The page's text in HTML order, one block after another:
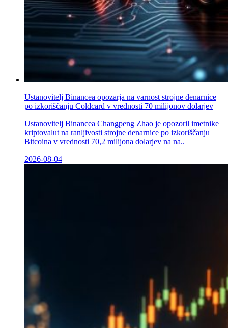
Ustanovitelj Binancea opozarja na varnost strojne denarnice
po izkoriščanju Coldcard v vrednosti 70 milijonov dolarjev
Ustanovitelj Binancea Changpeng Zhao je opozoril imetnike
kriptovalut na ranljivosti strojne denarnice po izkoriščanju
Bitcoina v vrednosti 70,2 milijona dolarjev na na..
2026-08-04